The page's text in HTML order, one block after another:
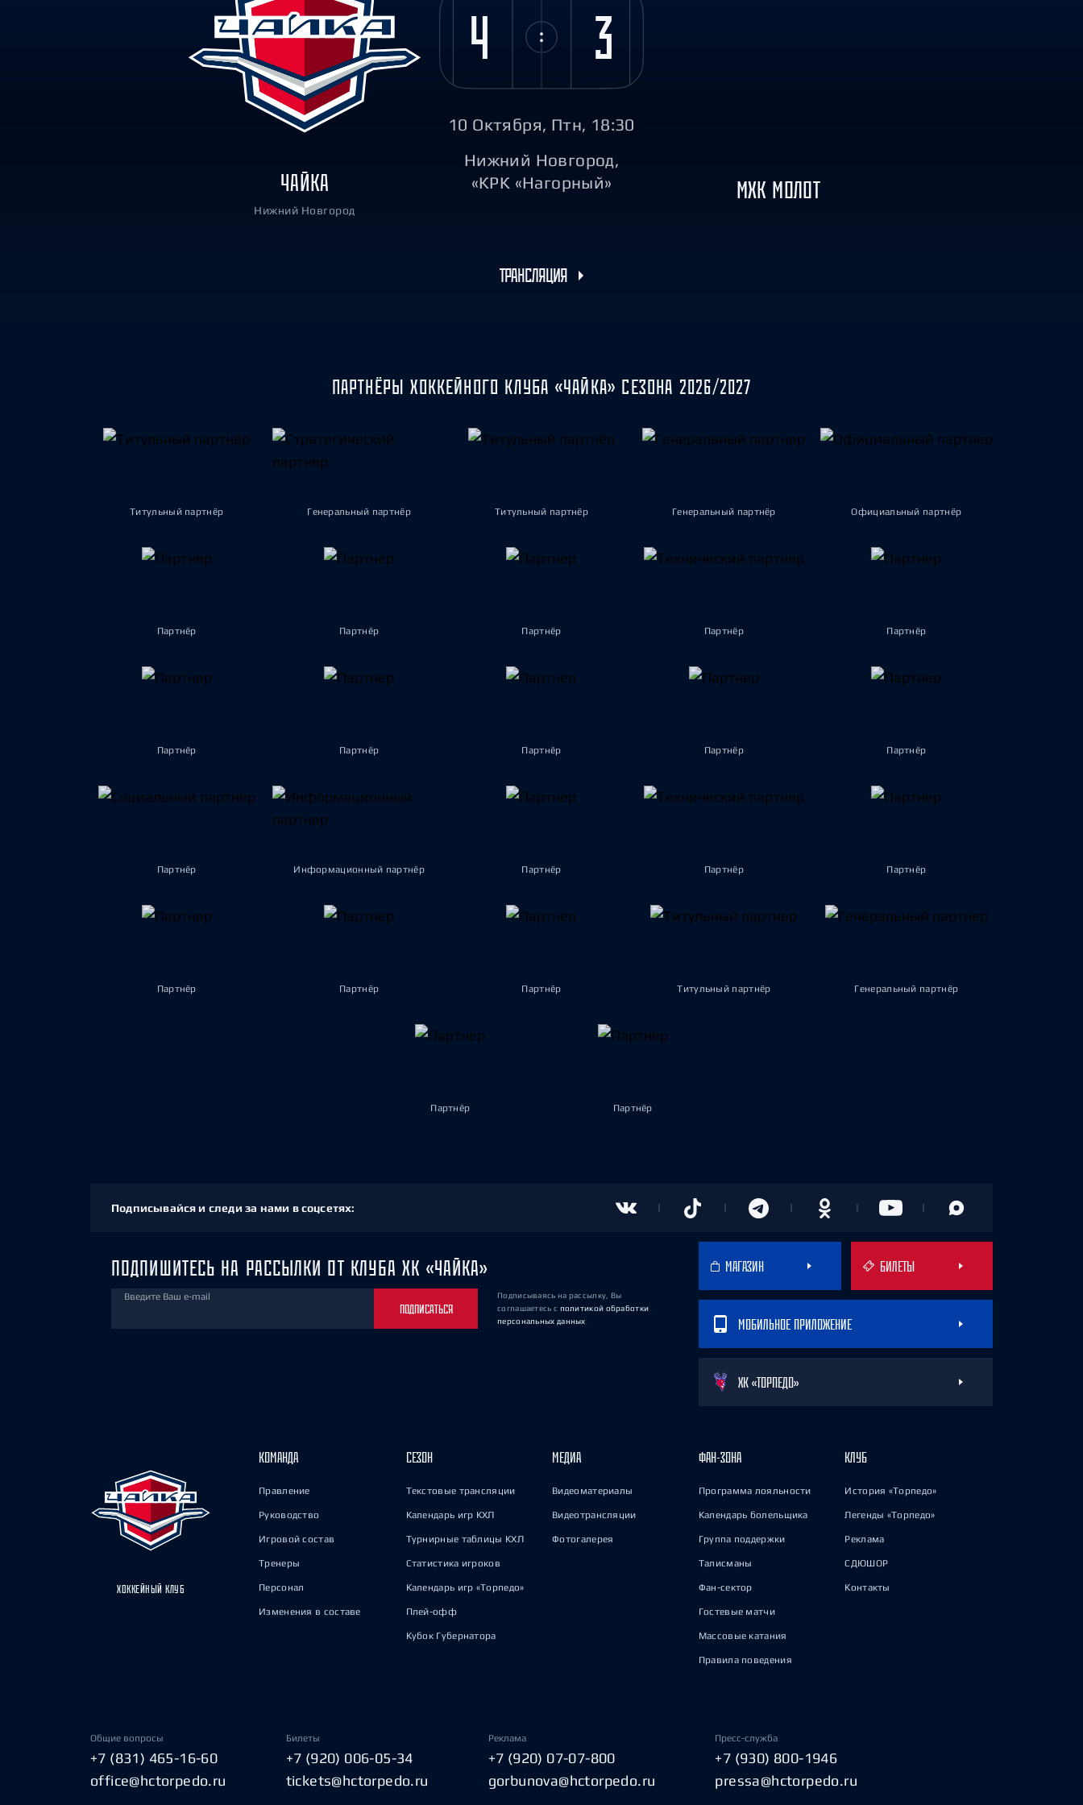
Локомотив
Северсталь
ЦСКА
Шанхайские Драконы
Салават Юлаев
ЧАЙКА
Нижний Новгород
4 3
10 Октября, Птн, 18:30
Нижний Новгород,
«КРК «Нагорный»
МХК МОЛОТ
ТРАНСЛЯЦИЯ
ПАРТНЁРЫ ХОККЕЙНОГО КЛУБА «ЧАЙКА» СЕЗОНА 2026/2027
Титульный партнёр Генеральный партнёр Титульный партнёр Генеральный партнёр Официальный партнёр
Партнёр Партнёр Партнёр Партнёр Партнёр
Партнёр Партнёр Партнёр Партнёр Партнёр
Партнёр Информационный партнёр Партнёр Партнёр Партнёр
Партнёр Партнёр Партнёр Титульный партнёр Генеральный партнёр
Партнёр Партнёр
Подписывайся и следи за нами в соцсетях:
ПОДПИШИТЕСЬ НА РАССЫЛКИ ОТ КЛУБА ХК «ЧАЙКА»
Введите Ваш e-mail
ПОДПИСАТЬСЯ
Подписываясь на рассылку, Вы
соглашаетесь с политикой обработки
персональных данных
МАГАЗИН БИЛЕТЫ
МОБИЛЬНОЕ ПРИЛОЖЕНИЕ
ХК «ТОРПЕДО»
ХОККЕЙНЫЙ КЛУБ
КОМАНДА
Правление
Руководство
Игровой состав
Тренеры
Персонал
Изменения в составе
СЕЗОН
Текстовые трансляции
Календарь игр КХЛ
Турнирные таблицы КХЛ
Статистика игроков
Календарь игр «Торпедо»
Плей-офф
Кубок Губернатора
МЕДИА
Видеоматериалы
Видеотрансляции
Фотогалерея
ФАН-ЗОНА
Программа лояльности
Календарь болельщика
Группа поддержки
Талисманы
Фан-сектор
Гостевые матчи
Массовые катания
Правила поведения
КЛУБ
История «Торпедо»
Легенды «Торпедо»
Реклама
СДЮШОР
Контакты
Общие вопросы
+7 (831) 465-16-60
office@hctorpedo.ru
Билеты
+7 (920) 006-05-34
tickets@hctorpedo.ru
Реклама
+7 (920) 07-07-800
gorbunova@hctorpedo.ru
Пресс-служба
+7 (930) 800-1946
pressa@hctorpedo.ru